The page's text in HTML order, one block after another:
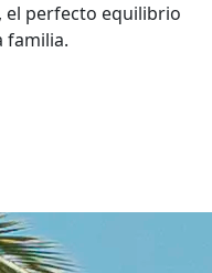
el perfecto equilibrio
familia.